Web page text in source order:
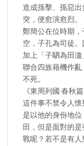
造成孫擊、孫惡
突，便愈演愈烈。
鄭簡公在位時期
空，子孔為司徒
加上「子駟為田
聯合四族藉機作
不死。
《東周列國·春秋
這件事不禁令人
是以他的身份地
田，但是面對的
戰呢？若不是有